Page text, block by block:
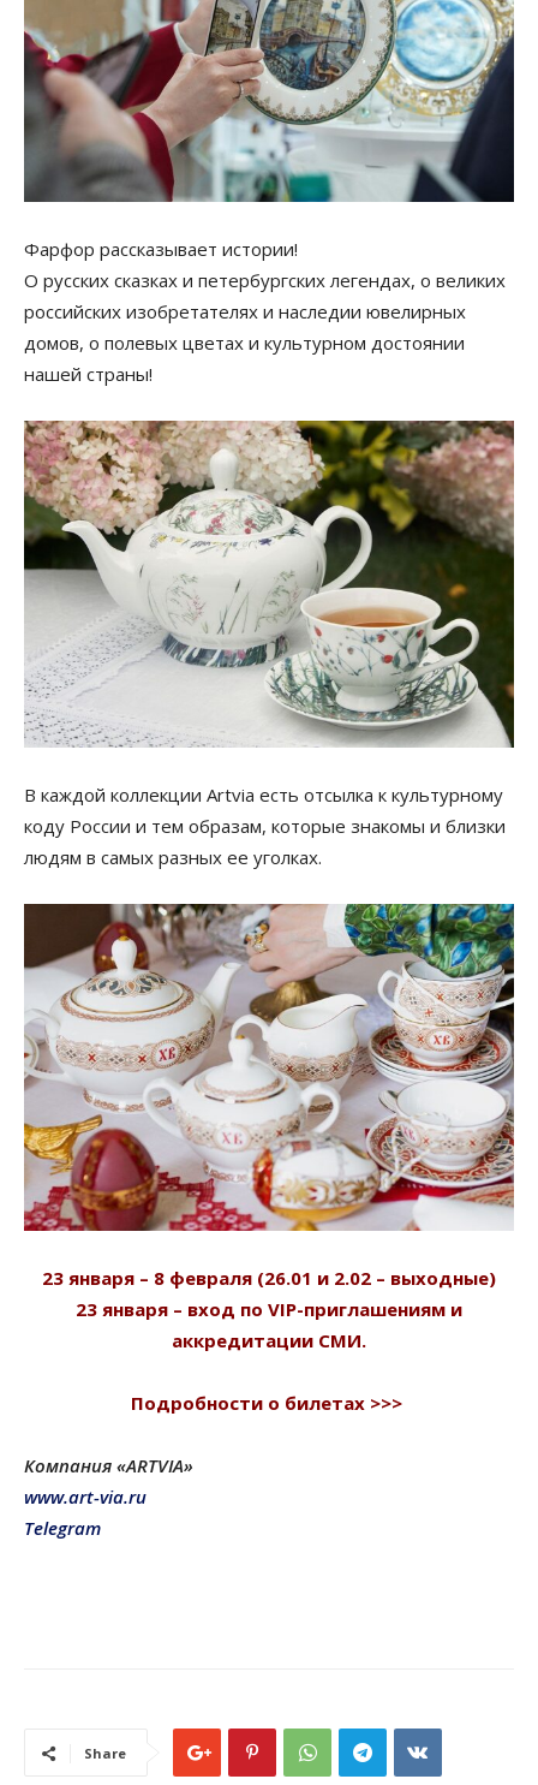
Фарфор рассказывает истории!
О русских сказках и петербургских легендах, о великих
российских изобретателях и наследии ювелирных
домов, о полевых цветах и культурном достоянии
нашей страны!
В каждой коллекции Artvia есть отсылка к культурному
коду России и тем образам, которые знакомы и близки
людям в самых разных ее уголках.
23 января – 8 февраля (26.01 и 2.02 – выходные)
23 января – вход по VIP-приглашениям и
аккредитации СМИ.
Подробности о билетах >>>
Компания «ARTVIA»
www.art-via.ru
Telegram
Share